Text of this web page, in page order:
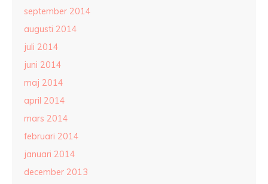
september 2014
augusti 2014
juli 2014
juni 2014
maj 2014
april 2014
mars 2014
februari 2014
januari 2014
december 2013